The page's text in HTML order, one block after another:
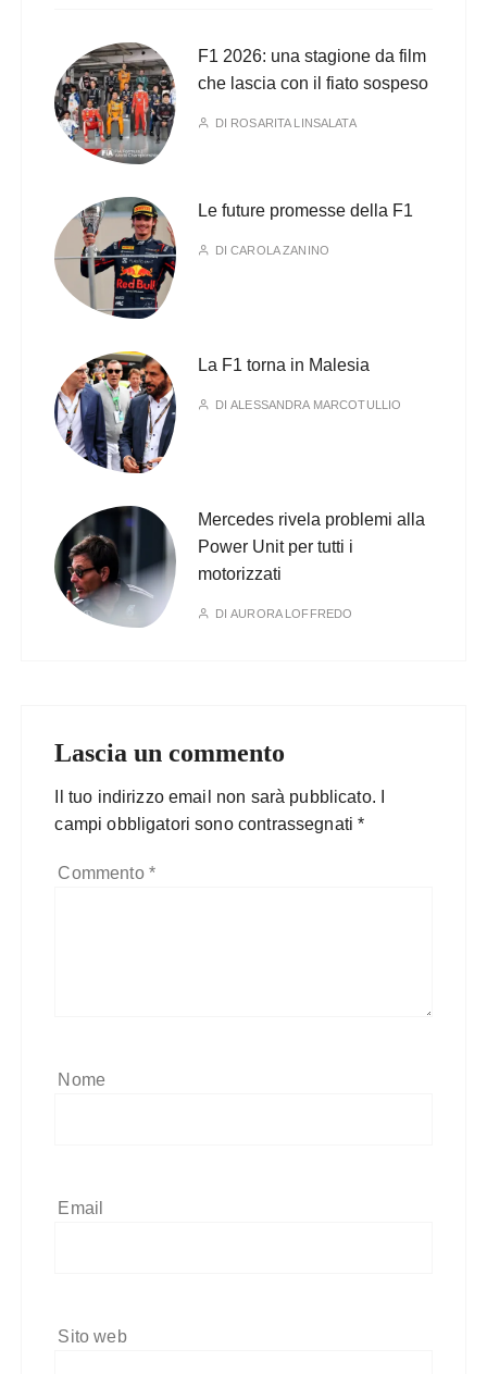
F1 2026: una stagione da film
che lascia con il fiato sospeso
DI ROSARITA LINSALATA
Le future promesse della F1
DICAROLA ZANINO
La F1 torna in Malesia
DIALESSANDRA MARCOTULLIO
Mercedes rivela problemi alla
Power Unit per tutti i
motorizzati
DIAURORA LOFFREDO
Lascia un commento
Il tuo indirizzo email non sarà pubblicato.
campi obbligatori sono contrassegnati*
Commento *
Nome
Email
Sito web